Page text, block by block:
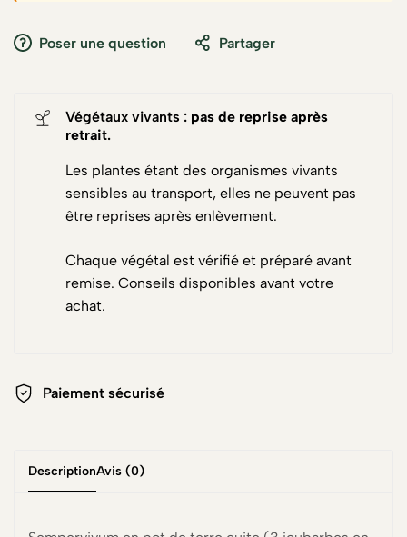
Poser une question Partager
Végétaux vivants : pas de reprise après
retrait.
Les plantes étant des organismes vivants
sensibles au transport, elles ne peuvent pas
être reprises après enlèvement.
Chaque végétal est vérifié et préparé avant
remise. Conseils disponibles avant votre
achat.
Paiement sécurisé
DescriptionAvis (0)